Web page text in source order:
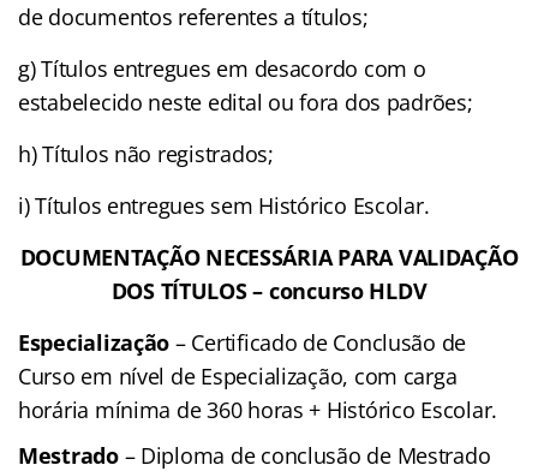
de documentos referentes a títulos;
g) Títulos entregues em desacordo com o
estabelecido neste edital ou fora dos padrões;
h) Títulos não registrados;
i) Títulos entregues sem Histórico Escolar.
DOCUMENTAÇÃO NECESSÁRIA PARA VALIDAÇÃO
DOS TÍTULOS – concurso HLDV
Especialização – Certificado de Conclusão de
Curso em nível de Especialização, com carga
horária mínima de 360 horas + Histórico Escolar.
Mestrado– Diploma de conclusão de Mestrado